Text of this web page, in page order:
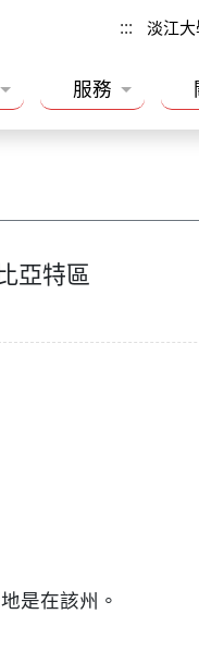
::: 淡江
服務
亞特區
是在該州。